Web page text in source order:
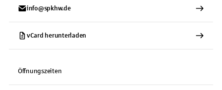
info@spkhw.de
vCard herunterladen
Öffnungszeiten